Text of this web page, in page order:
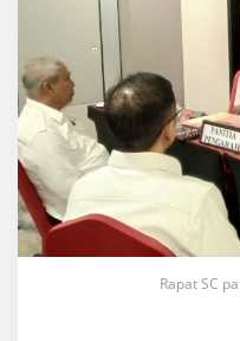
Rapat SC